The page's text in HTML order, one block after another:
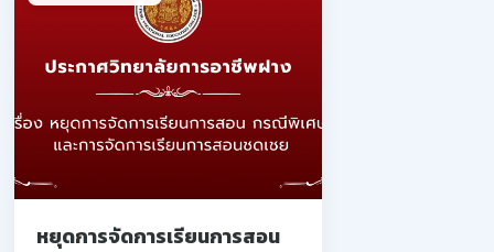
หยุดการจัดการเรียนการสอน